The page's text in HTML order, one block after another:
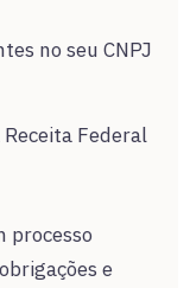
no seu CNPJ
Federal
processo
e